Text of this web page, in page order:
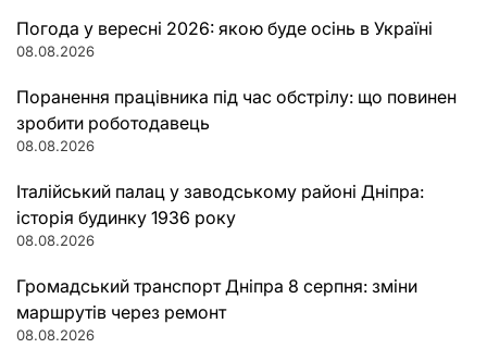
Погода у вересні 2026: якою буде осінь в Україні
08.08.2026
Поранення працівника під час обстрілу: що повинен
зробити роботодавець
08.08.2026
Італійський палац у заводському районі Дніпра:
історія будинку 1936 року
08.08.2026
Громадський транспорт Дніпра 8 серпня: зміни
маршрутів через ремонт
08.08.2026